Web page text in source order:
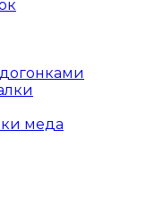
меда